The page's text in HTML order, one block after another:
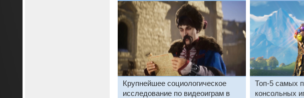
Крупнейшее социологическое
исследование по видео­играм в
Топ-5 самых
консольных